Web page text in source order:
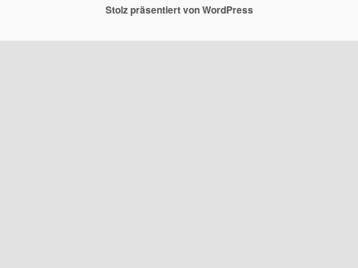
Stolz präsentiert von WordPress